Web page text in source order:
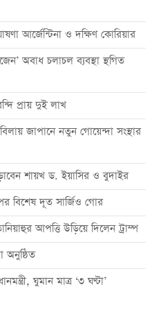
আর্জেন্টিনা ও দক্ষিণ কোরিয়ার
অবাধ চলাচল ব্যবস্থা স্থগিত
প্রায় দুই লাখ
জাপানে নতুন গোয়েন্দা সংস্থার
শায়খ ড. ইয়াসির ও বুদাইর
বিশেষ দূত সার্জিও গোর
আপত্তি উড়িয়ে দিলেন ট্রাম্প
অনুষ্ঠিত
ঘুমান মাত্র ‘৩ ঘণ্টা’